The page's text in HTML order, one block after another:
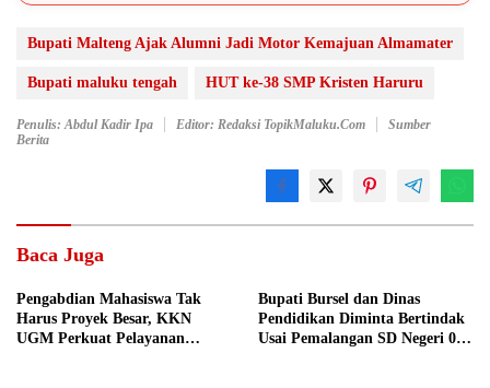
Bupati Malteng Ajak Alumni Jadi Motor Kemajuan Almamater
Bupati maluku tengah HUT ke-38 SMP Kristen Haruru
Penulis: Abdul Kadir Ipa Editor: Redaksi TopikMaluku.com
Sumber
Berita
Baca Juga
Pengabdian Mahasiswa Tak
Harus Proyek Besar, KKN
UGM Perkuat Pelayanan
Bupati Bursel dan Dinas
Pendidikan Diminta Bertindak
Usai Pemalangan SD Negeri 09